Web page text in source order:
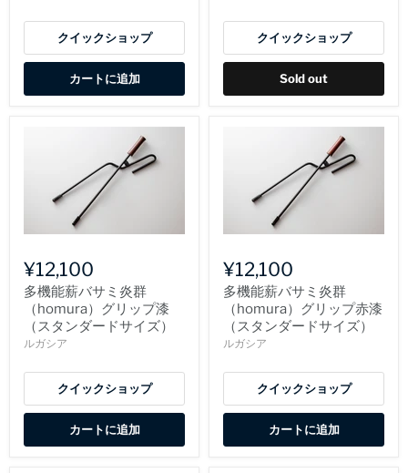
クイックショップ
カートに追加
クイックショップ
Sold out
¥12,100
多機能薪バサミ炎群
（homura）グリップ漆
（スタンダードサイズ）
ルガシア
クイックショップ
カートに追加
¥12,100
多機能薪バサミ炎群
（homura）グリップ赤漆
（スタンダードサイズ）
ルガシア
クイックショップ
カートに追加